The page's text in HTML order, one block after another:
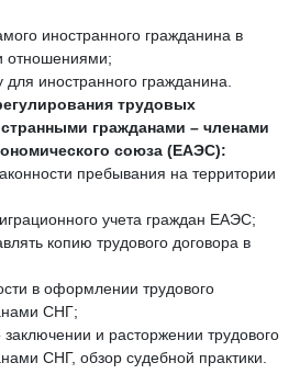
иностранного гражданина в
отношениями;
иностранного гражданина.
трудовых
гражданами – членами
союза (ЕАЭС):
пребывания на территории
учета граждан ЕАЭС;
копию трудового договора в
в оформлении трудового
СНГ;
и расторжении трудового
СНГ, обзор судебной практики.